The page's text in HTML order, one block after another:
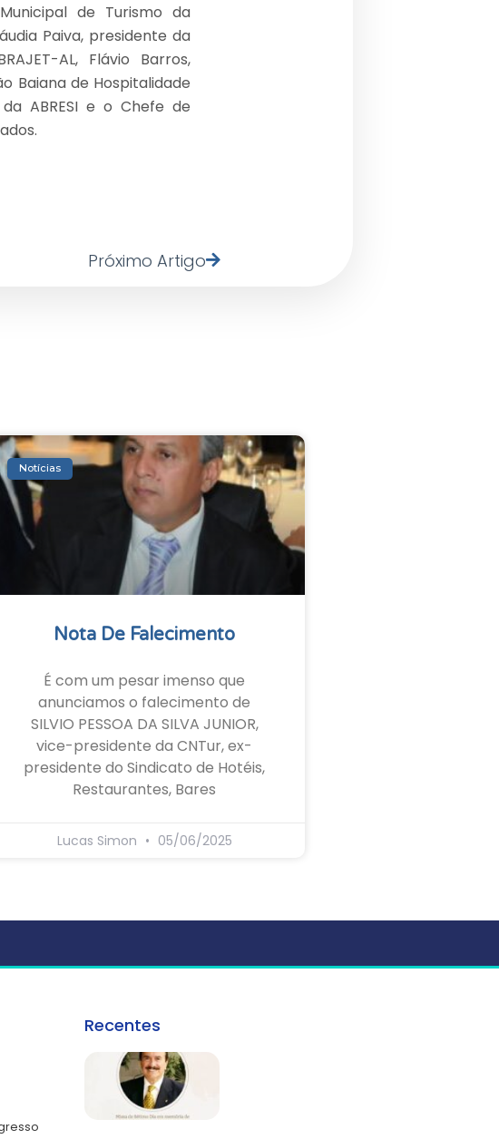
de Turismo da
Paiva, presidente da
AL, Flávio Barros,
Baiana de Hospitalidade
ABRESI e o Chefe de
Próximo Artigo
Notícias
Nota De Falecimento
É com um pesar imenso que
anunciamos o falecimento de
SILVIO PESSOA DA SILVA JUNIOR,
vice-presidente da CNTur, ex-
presidente do Sindicato de Hotéis,
Restaurantes, Bares
Lucas Simon 05/06/2025
Recentes